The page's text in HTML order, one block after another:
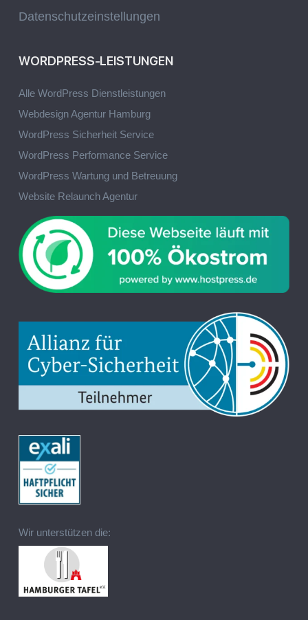
Datenschutzeinstellungen
WORDPRESS-LEISTUNGEN
Alle WordPress Dienstleistungen
Webdesign Agentur Hamburg
WordPress Sicherheit Service
WordPress Performance Service
WordPress Wartung und Betreuung
Website Relaunch Agentur
Wir unterstützen die: